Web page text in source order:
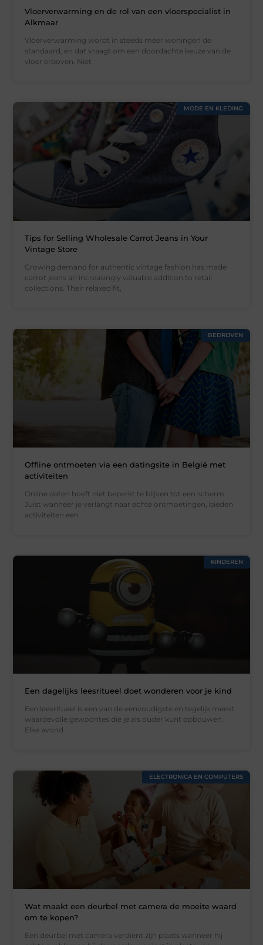
Vloerverwarming en de rol van een vloerspecialist in
Alkmaar
Vloerverwarming wordt in steeds meer woningen de
standaard, en dat vraagt om een doordachte keuze van de
vloer erboven. Niet
MODE EN KLEDING
Tips for Selling Wholesale Carrot Jeans in Your
Vintage Store
Growing demand for authentic vintage fashion has made
carrot jeans an increasingly valuable addition to retail
collections. Their relaxed fit,
BEDRIJVEN
Offline ontmoeten via een datingsite in België met
activiteiten
Online daten hoeft niet beperkt te blijven tot een scherm.
Juist wanneer je verlangt naar echte ontmoetingen, bieden
activiteiten een
KINDEREN
Een dagelijks leesritueel doet wonderen voor je kind
Een leesritueel is een van de eenvoudigste en tegelijk meest
waardevolle gewoontes die je als ouder kunt opbouwen.
Elke avond
ELECTRONICA EN COMPUTERS
Wat maakt een deurbel met camera de moeite waard
om te kopen?
Een deurbel met camera verdient zijn plaats wanneer hij